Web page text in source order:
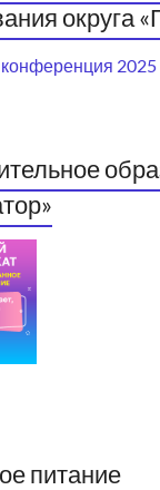
округа
конференция 2025
питание